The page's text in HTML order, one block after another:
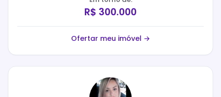
R$ 300.000
Ofertar meu imóvel →